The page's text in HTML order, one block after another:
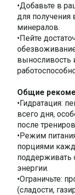
•Добавьте в
для получения
минералов.
•Пейте
выносливость
Общие
•Гидратация:
всего дня,
после
•Режим
порциями
поддерживать
энергии.
•Ограничьте:
(сладости,